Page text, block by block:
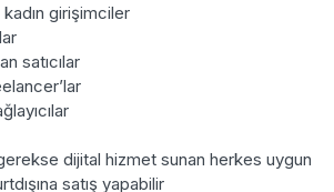
girişimciler
satıcılar
dijital hizmet sunan herkes uygun
satış yapabilir